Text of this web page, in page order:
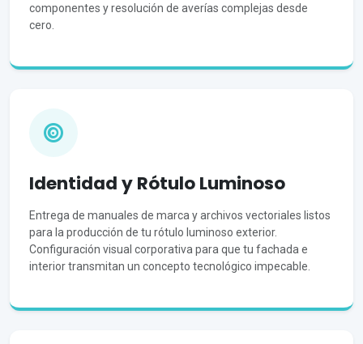
componentes y resolución de averías complejas desde
cero.
Identidad y Rótulo Luminoso
Entrega de manuales de marca y archivos vectoriales listos
para la producción de tu rótulo luminoso exterior.
Configuración visual corporativa para que tu fachada e
interior transmitan un concepto tecnológico impecable.